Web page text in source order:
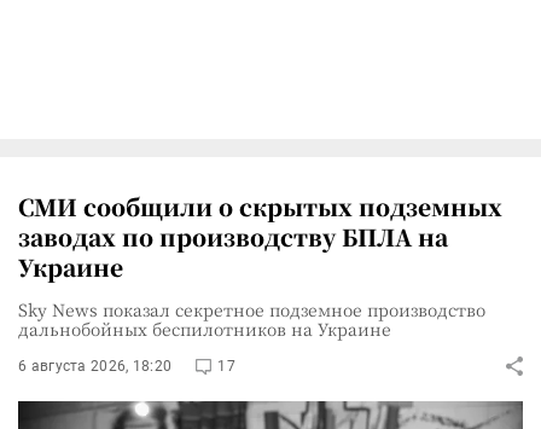
СМИ сообщили о скрытых подземных
заводах по производству БПЛА на
Украине
Sky News показал секретное подземное производство
дальнобойных беспилотников на Украине
6 августа 2026, 18:20 17